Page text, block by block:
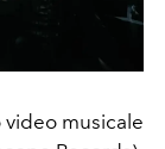
video musicale